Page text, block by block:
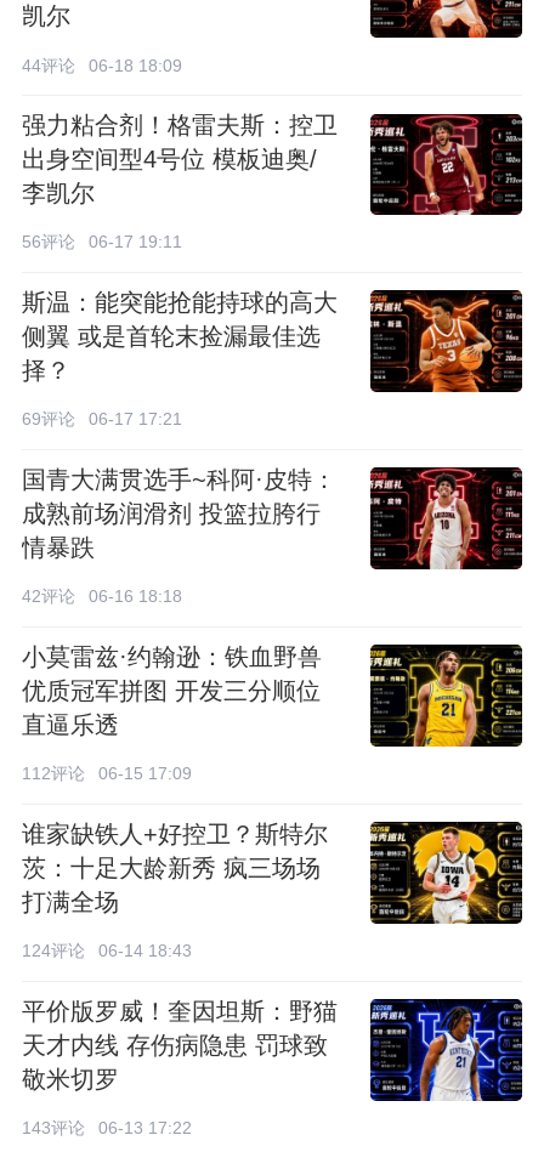
凯尔
44评论 06-18 18:09
强力粘合剂！格雷夫斯：控卫
出身空间型4号位 模板迪奥/
李凯尔
56评论 06-17 19:11
斯温：能突能抢能持球的高大
侧翼 或是首轮末捡漏最佳选
择？
69评论 06-17 17:21
国青大满贯选手~科阿·皮特：
成熟前场润滑剂 投篮拉胯行
情暴跌
42评论 06-16 18:18
小莫雷兹·约翰逊：铁血野兽
优质冠军拼图 开发三分顺位
直逼乐透
112评论 06-15 17:09
谁家缺铁人+好控卫？斯特尔
茨：十足大龄新秀 疯三场场
打满全场
124评论 06-14 18:43
平价版罗威！奎因坦斯：野猫
天才内线 存伤病隐患 罚球致
敬米切罗
143评论 06-13 17:22